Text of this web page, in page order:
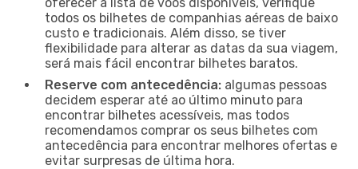
todos os bilhetes de companhias aéreas de baixo
custo e tradicionais. Além disso, se tiver
flexibilidade para alterar as datas da sua viagem,
será mais fácil encontrar bilhetes baratos.
Reserve com antecedência: algumas pessoas
decidem esperar até ao último minuto para
encontrar bilhetes acessíveis, mas todos
recomendamos comprar os seus bilhetes com
antecedência para encontrar melhores ofertas e
evitar surpresas de última hora.